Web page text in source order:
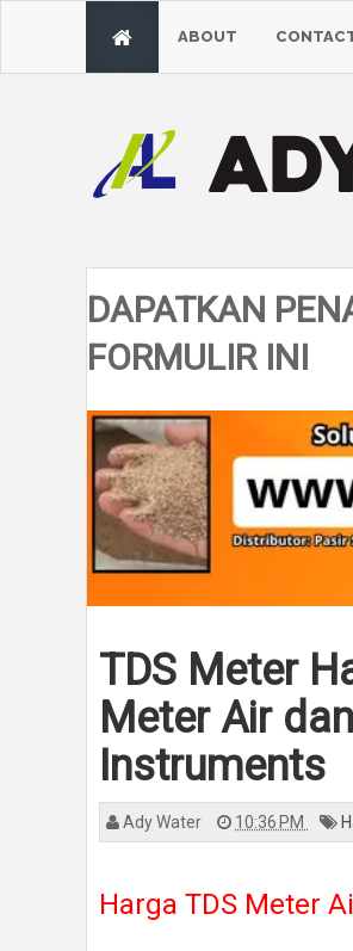
ABOUT
DAPATKAN
FORMULIR INI
TDS Meter
Meter Air
Instruments
Ady Water 10:36 PM
Harga TDS Meter